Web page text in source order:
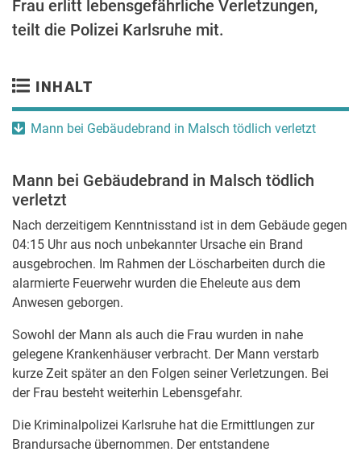
Frau erlitt lebensgefährliche Verletzungen,
teilt die Polizei Karlsruhe mit.
INHALT
Mann bei Gebäudebrand in Malsch tödlich verletzt
Mann bei Gebäudebrand in Malsch tödlich
verletzt
Nach derzeitigem Kenntnisstand ist in dem Gebäude gegen
04:15 Uhr aus noch unbekannter Ursache ein Brand
ausgebrochen. Im Rahmen der Löscharbeiten durch die
alarmierte Feuerwehr wurden die Eheleute aus dem
Anwesen geborgen.
Sowohl der Mann als auch die Frau wurden in nahe
gelegene Krankenhäuser verbracht. Der Mann verstarb
kurze Zeit später an den Folgen seiner Verletzungen. Bei
der Frau besteht weiterhin Lebensgefahr.
Die Kriminalpolizei Karlsruhe hat die Ermittlungen zur
Brandursache übernommen. Der entstandene